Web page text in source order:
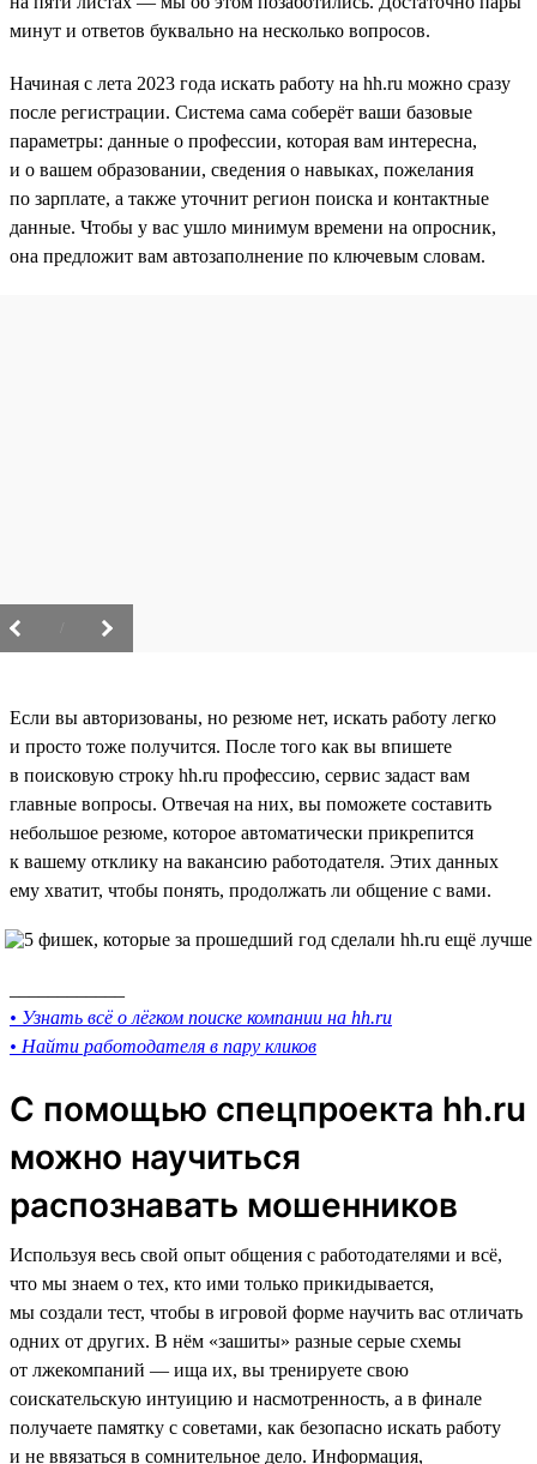
минут и ответов буквально на несколько вопросов.
Начиная с лета 2023 года искать работу на hh.ru можно сразу
после регистрации. Система сама соберёт ваши базовые
параметры: данные о профессии, которая вам интересна,
и о вашем образовании, сведения о навыках, пожелания
по зарплате, а также уточнит регион поиска и контактные
данные. Чтобы у вас ушло минимум времени на опросник,
она предложит вам автозаполнение по ключевым словам.
Если вы авторизованы, но резюме нет, искать работу легко
и просто тоже получится. После того как вы впишете
в поисковую строку hh.ru профессию, сервис задаст вам
главные вопросы. Отвечая на них, вы поможете составить
небольшое резюме, которое автоматически прикрепится
к вашему отклику на вакансию работодателя. Этих данных
ему хватит, чтобы понять, продолжать ли общение с вами.
• Узнать всё о лёгком поиске компании на hh.ru
• Найти работодателя в пару кликов
С помощью спецпроекта hh.ru
можно научиться
распознавать мошенников
Используя весь свой опыт общения с работодателями и всё,
что мы знаем о тех, кто ими только прикидывается,
мы создали тест, чтобы в игровой форме научить вас отличать
одних от других. В нём «зашиты» разные серые схемы
от лжекомпаний — ища их, вы тренируете свою
соискательскую интуицию и насмотренность, а в финале
получаете памятку с советами, как безопасно искать работу
и не ввязаться в сомнительное дело. Информация,